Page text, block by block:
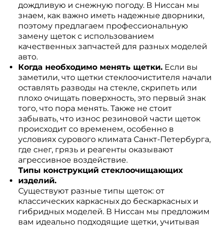
дождливую и снежную погоду. В Ниссан мы
знаем, как важно иметь надежные дворники,
поэтому предлагаем профессиональную
замену щеток с использованием
качественных запчастей для разных моделей
авто.
Когда необходимо менять щетки.Если вы
заметили, что щетки стеклоочистителя начали
оставлять разводы на стекле, скрипеть или
плохо очищать поверхность, это первый знак
того, что пора менять. Также не стоит
забывать, что износ резиновой части щеток
происходит со временем, особенно в
условиях сурового климата Санкт-Петербурга,
где снег, грязь и реагенты оказывают
агрессивное воздействие.
Типы конструкций стеклоочищающих
изделий.
Существуют разные типы щеток: от
классических каркасных до бескаркасных и
гибридных моделей. В Ниссан мы предложим
вам идеально подходящие щетки, учитывая